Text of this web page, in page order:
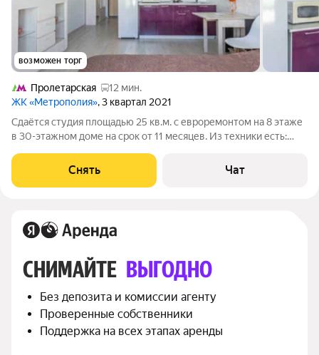
возможен торг
Пролетарская
12 мин.
ЖК «Метрополия», 3 квартал 2021
Сдаётся студия площадью 25 кв.м. с евроремонтом на 8 этаже
в 30-этажном доме на срок от 11 месяцев. Из техники есть:
Пылесос Дом - монолитный, окна выходят во двор. Есть
консьерж. В подъезде
Снять Чат
СНИМАЙТЕ ВЫГОДНО
Без депозита и комиссии агенту
Проверенные собственники
Поддержка на всех этапах аренды